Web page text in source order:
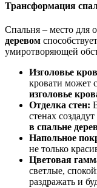
Трансформация
Спальня – место для
деревом
умиротворяющей
Изголовье
кровати может
изголовье
Отделка стен:
стенах
в спальне
Напольное
не только
Цветовая
светлые,
раздражать и